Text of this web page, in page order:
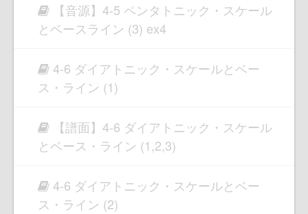
【音源】4-5 ペンタトニック・スケール
とベースライン (3) ex4
4-6 ダイアトニック・スケールとベー
ス・ライン (1)
【譜面】4-6 ダイアトニック・スケール
とベース・ライン (1,2,3)
4-6 ダイアトニック・スケールとベー
ス・ライン (2)